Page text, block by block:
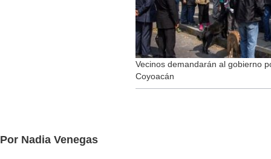
Vecinos demandarán al gobierno
Coyoacán
Por Nadia Venegas